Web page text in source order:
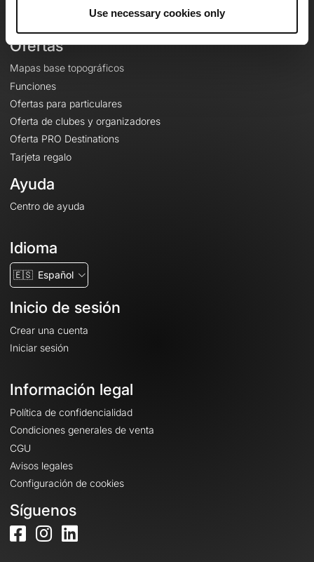
Use necessary cookies only
Ofertas
Mapas base topográficos
Funciones
Ofertas para particulares
Oferta de clubes y organizadores
Oferta PRO Destinations
Tarjeta regalo
Ayuda
Centro de ayuda
Idioma
🇪🇸 Español
Inicio de sesión
Crear una cuenta
Iniciar sesión
Información legal
Política de confidencialidad
Condiciones generales de venta
CGU
Avisos legales
Configuración de cookies
Síguenos